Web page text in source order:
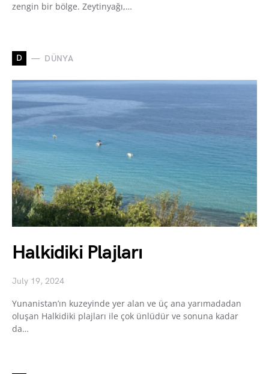
zengin bir bölge. Zeytinyağı,…
D DÜNYA
Halkidiki Plajları
July 19, 2024
Yunanistan’ın kuzeyinde yer alan ve üç ana yarımadadan
oluşan Halkidiki plajları ile çok ünlüdür ve sonuna kadar
da…